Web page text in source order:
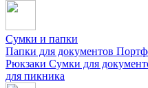
Сумки и папки
Папки для документов
Рюкзаки Сумки для
для пикника